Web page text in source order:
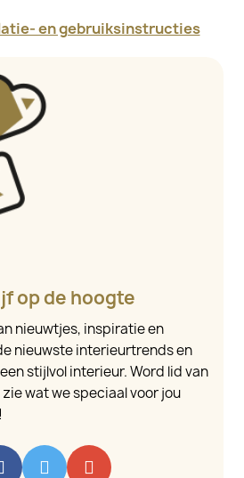
en gebruiksinstructies
op de hoogte
nieuwtjes, inspiratie en
nieuwste interieurtrends en
stijlvol interieur. Word lid van
wat we speciaal voor jou